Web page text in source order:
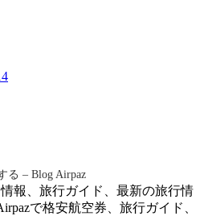
る – Blog Airpaz
情報、旅行ガイド、最新の旅行情
で格安航空券、旅行ガイド、